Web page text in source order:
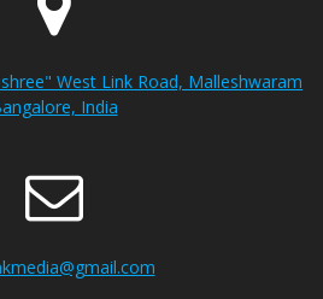
West Link Road, Malleshwaram
India